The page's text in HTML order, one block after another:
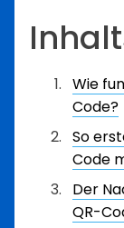
Wie
Code?
So
Code
Der
QR-